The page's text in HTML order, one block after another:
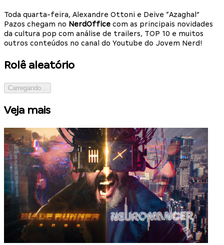
Toda quarta-feira, Alexandre Ottoni e Deive “Azaghal”
Pazos chegam no NerdOffice com as principais novidades
da cultura pop com análise de trailers, TOP 10 e muitos
outros conteúdos no canal do Youtube do Jovem Nerd!
Rolê aleatório
Carregando...
Veja mais